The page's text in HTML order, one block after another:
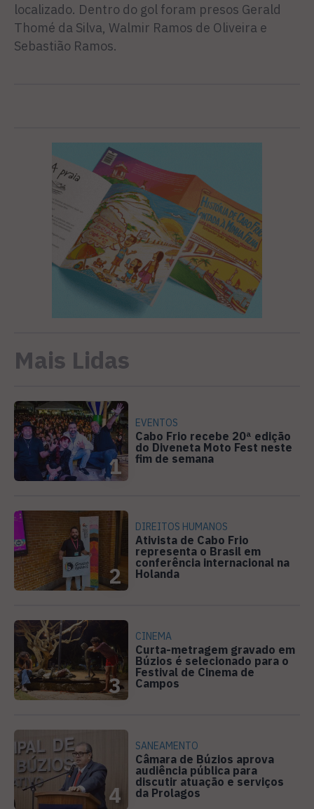
localizado. Dentro do gol foram presos Gerald
Thomé da Silva, Walmir Ramos de Oliveira e
Sebastião Ramos.
Mais Lidas
1
EVENTOS
Cabo Frio recebe 20ª edição
do Diveneta Moto Fest neste
fim de semana
2
DIREITOS HUMANOS
Ativista de Cabo Frio
representa o Brasil em
conferência internacional na
Holanda
3
CINEMA
Curta-metragem gravado em
Búzios é selecionado para o
Festival de Cinema de
Campos
4
SANEAMENTO
Câmara de Búzios aprova
audiência pública para
discutir atuação e serviços
da Prolagos